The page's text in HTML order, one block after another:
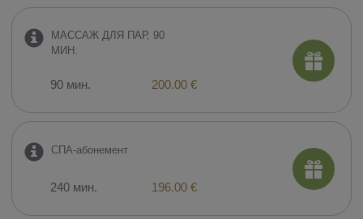
МАССАЖ ДЛЯ ПАР, 90
МИН.
90 мин. 200.00 €
СПА-абонемент
240 мин. 196.00 €